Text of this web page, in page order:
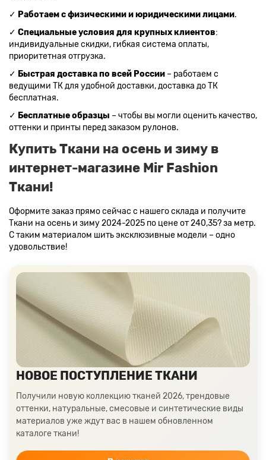
✓ Работаем с физическими и юридическими лицами.
✓ Специальные условия для крупных клиентов:
индивидуальные скидки, гибкая система оплаты,
приоритетная отгрузка.
✓ Быстрая доставка по всей России – работаем с
ведущими ТК для удобной доставки, доставка до ТК
бесплатная.
✓ Бесплатные образцы – чтобы вы могли оценить качество,
оттенки и принты перед заказом рулонов.
Купить Ткани на осень и зиму в
интернет-магазине Mir Fashion
Ткани!
Оформите заказ прямо сейчас с нашего склада и получите
Ткани на осень и зиму 2024-2025 по цене от 240,35? за метр.
С таким материалом шить эксклюзивные модели – одно
удовольствие!
НОВОЕ ПОСТУПЛЕНИЕ ТКАНИ
Получили новую коллекцию тканей 2026, трендовые
оттенки, натуральные, смесовые и синтетические виды
материалов уже ждут вас в нашем обновленном
каталоге ткани!